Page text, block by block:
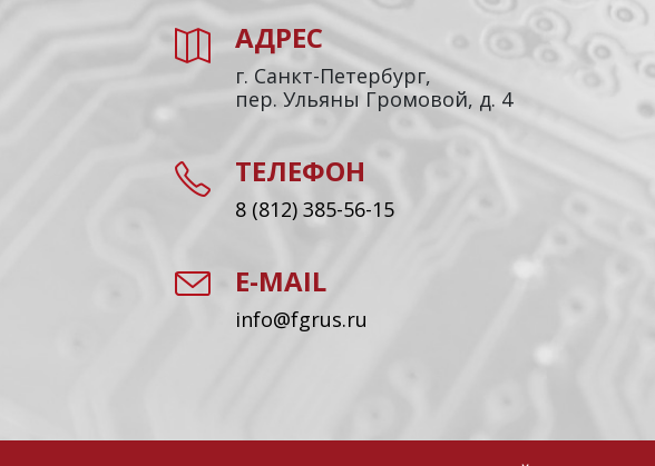
АДРЕС
г. Санкт-Петербург,
пер. Ульяны Громовой, д. 4
ТЕЛЕФОН
8 (812) 385-56-15
E-MAIL
info@fgrus.ru